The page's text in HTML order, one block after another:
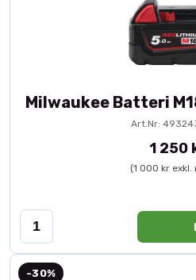
Milwaukee Batteri
Art.Nr:
1 250
(1 000 kr exkl.
-30%